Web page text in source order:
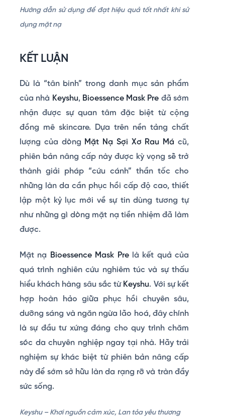
Hướng dẫn sử dụng để đạt hiệu quả tốt nhất khi sử
dụng mặt nạ
KẾT LUẬN
Dù là “tân binh” trong danh mục sản phẩm
của nhà Keyshu, Bioessence Mask Pre đã sớm
nhận được sự quan tâm đặc biệt từ cộng
đồng mê skincare. Dựa trên nền tảng chất
lượng của dòng Mặt Nạ Sợi Xơ Rau Mácũ,
phiên bản nâng cấp này được kỳ vọng sẽ trở
thành giải pháp “cứu cánh” thần tốc cho
những làn da cần phục hồi cấp độ cao, thiết
lập một kỷ lục mới về sự tin dùng tương tự
như những gì dòng mặt nạ tiền nhiệm đã làm
được.
Mặt nạ Bioessence Mask Prelà kết quả của
quá trình nghiên cứu nghiêm túc và sự thấu
hiểu khách hàng sâu sắc từ Keyshu. Với sự kết
hợp hoàn hảo giữa phục hồi chuyên sâu,
dưỡng sáng và ngăn ngừa lão hoá, đây chính
là sự đầu tư xứng đáng cho quy trình chăm
sóc da chuyên nghiệp ngay tại nhà. Hãy trải
nghiệm sự khác biệt từ phiên bản nâng cấp
này để sớm sở hữu làn da rạng rỡ và tràn đầy
sức sống.
Keyshu – Khơi nguồn cảm xúc, Lan tỏa yêu thương